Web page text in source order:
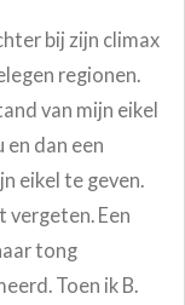
bij zijn climax
regionen.
van mijn eikel
en dan een
eikel te geven.
vergeten. Een
tong
Toen ik B.